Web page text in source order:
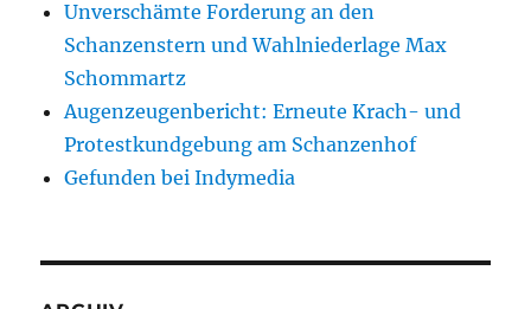
Unverschämte Forderung an den
Schanzenstern und Wahlniederlage Max
Schommartz
Augenzeugenbericht: Erneute Krach- und
Protestkundgebung am Schanzenhof
Gefunden bei Indymedia